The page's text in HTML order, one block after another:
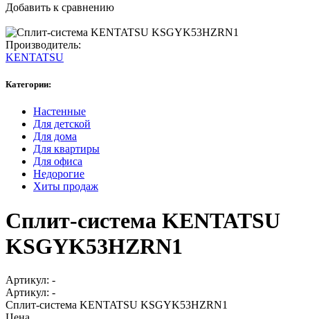
Добавить к сравнению
Производитель:
KENTATSU
Категории:
Настенные
Для детской
Для дома
Для квартиры
Для офиса
Недорогие
Хиты продаж
Сплит-система KENTATSU
KSGYK53HZRN1
Артикул: -
Артикул: -
Сплит-система KENTATSU KSGYK53HZRN1